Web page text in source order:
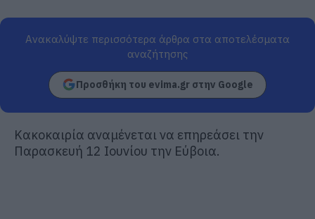
Ανακαλύψτε περισσότερα άρθρα στα αποτελέσματα
αναζήτησης
Προσθήκη του evima.gr στην Google
Κακοκαιρία αναμένεται να επηρεάσει την
Παρασκευή 12 Ιουνίου την Εύβοια.